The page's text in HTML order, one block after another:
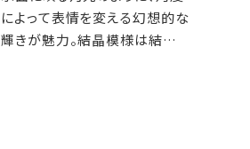
によって表情を変える幻想的な
輝きが魅力。結晶模様は結晶